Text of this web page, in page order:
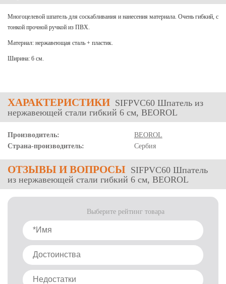
Многоцелевой шпатель для соскабливания и нанесения материала. Очень гибкий, с
тонкой прочной ручкой из ПВХ.
Материал: нержавеющая сталь + пластик.
Ширина: 6 см.
ХАРАКТЕРИСТИКИ SIFPVC60 Шпатель из
нержавеющей стали гибкий 6 см, BEOROL
Производитель:
BEOROL
Страна-производитель:
Сербия
ОТЗЫВЫ И ВОПРОСЫ SIFPVC60 Шпатель
из нержавеющей стали гибкий 6 см, BEOROL
Выберите рейтинг товара